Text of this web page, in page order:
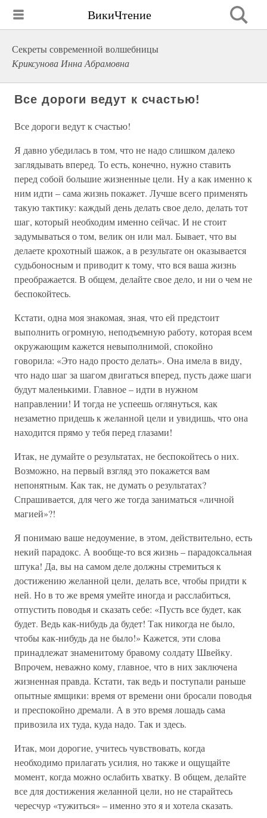
ВикиЧтение
Секреты современной волшебницы
Криксунова Инна Абрамовна
Все дороги ведут к счастью!
Все дороги ведут к счастью!
Я давно убедилась в том, что не надо слишком далеко
заглядывать вперед. То есть, конечно, нужно ставить
перед собой большие жизненные цели. Ну а как именно к
ним идти – сама жизнь покажет. Лучше всего применять
такую тактику: каждый день делать свое дело, делать тот
шаг, который необходим именно сейчас. И не стоит
задумываться о том, велик он или мал. Бывает, что вы
делаете крохотный шажок, а в результате он оказывается
судьбоносным и приводит к тому, что вся ваша жизнь
преображается. В общем, делайте свое дело, и ни о чем не
беспокойтесь.
Кстати, одна моя знакомая, зная, что ей предстоит
выполнить огромную, неподъемную работу, которая всем
окружающим кажется невыполнимой, спокойно
говорила: «Это надо просто делать». Она имела в виду,
что надо шаг за шагом двигаться вперед, пусть даже шаги
будут маленькими. Главное – идти в нужном
направлении! И тогда не успеешь оглянуться, как
незаметно придешь к желанной цели и увидишь, что она
находится прямо у тебя перед глазами!
Итак, не думайте о результатах, не беспокойтесь о них.
Возможно, на первый взгляд это покажется вам
непонятным. Как так, не думать о результатах?
Спрашивается, для чего же тогда заниматься «личной
магией»?!
Я понимаю ваше недоумение, в этом, действительно, есть
некий парадокс. А вообще-то вся жизнь – парадоксальная
штука! Да, вы на самом деле должны стремиться к
достижению желанной цели, делать все, чтобы придти к
ней. Но в то же время умейте иногда и расслабиться,
отпустить поводья и сказать себе: «Пусть все будет, как
будет. Ведь как-нибудь да будет! Так никогда не было,
чтобы как-нибудь да не было!» Кажется, эти слова
принадлежат знаменитому бравому солдату Швейку.
Впрочем, неважно кому, главное, что в них заключена
жизненная правда. Кстати, так ведь и поступали раньше
опытные ямщики: время от времени они бросали поводья
и преспокойно дремали. А в это время лошадь сама
привозила их туда, куда надо. Так и здесь.
Итак, мои дорогие, учитесь чувствовать, когда
необходимо прилагать усилия, но также и ощущайте
момент, когда можно ослабить хватку. В общем, делайте
все для достижения желанной цели, но не старайтесь
чересчур «тужиться» – именно это я и хотела сказать.